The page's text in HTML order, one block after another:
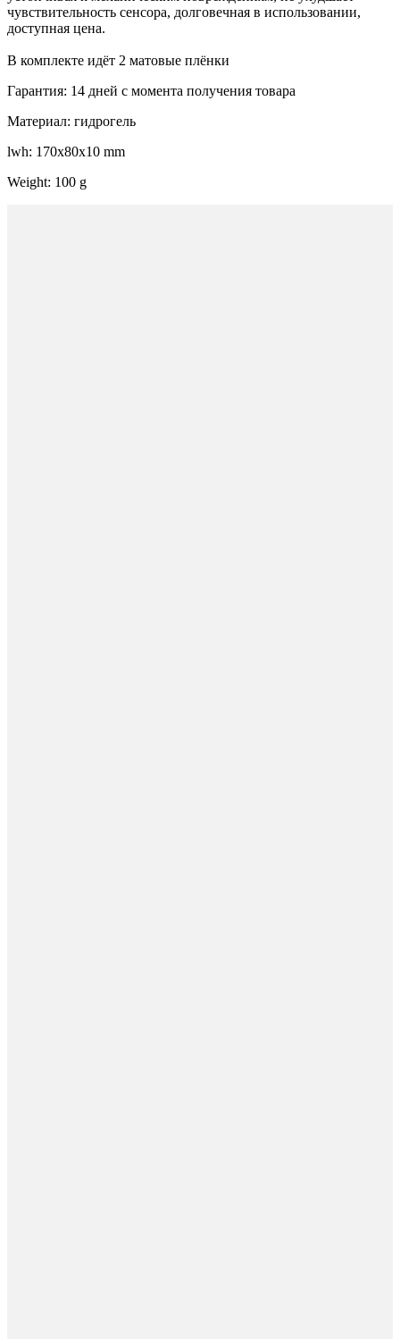
чувствительность сенсора, долговечная в использовании,
доступная цена.
В комплекте идёт 2 матовые плёнки
Гарантия: 14 дней с момента получения товара
Материал: гидрогель
lwh: 170x80x10 mm
Weight: 100 g